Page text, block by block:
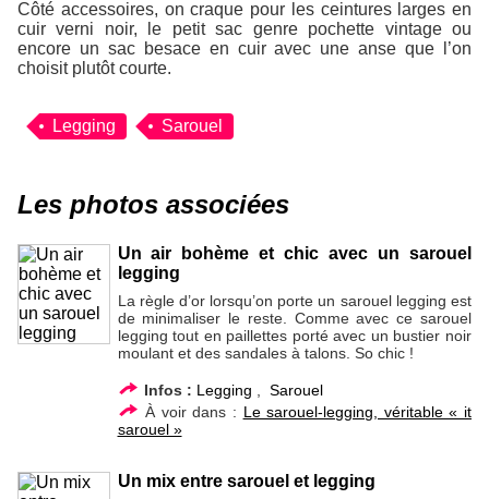
Côté accessoires, on craque pour les ceintures larges en
cuir verni noir, le petit sac genre pochette vintage ou
encore un sac besace en cuir avec une anse que l’on
choisit plutôt courte.
Legging Sarouel
Les photos associées
Un air bohème et chic avec un sarouel
legging
La règle d’or lorsqu’on porte un sarouel legging est
de minimaliser le reste. Comme avec ce sarouel
legging tout en paillettes porté avec un bustier noir
moulant et des sandales à talons. So chic !
Infos : Legging
Sarouel
À voir dans : Le sarouel-legging, véritable « it
sarouel »
Un mix entre sarouel et legging